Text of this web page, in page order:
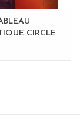
CIRCLE
cm - Copy -